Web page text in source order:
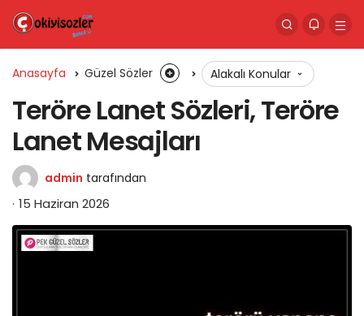
Anasayfa Güzel Sözler Alakalı Konular
Teröre Lanet Sözleri, Teröre
Lanet Mesajları
admin tarafından
15 Haziran 2026